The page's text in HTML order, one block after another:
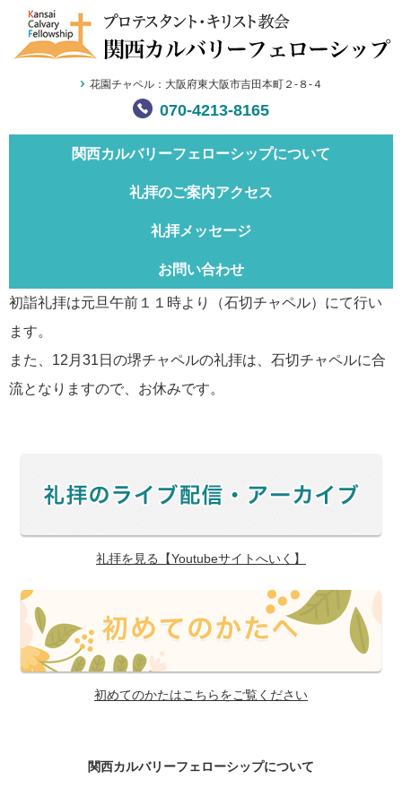
花園チャペル：大阪府東大阪市吉田本町２-８-４
070-4213-8165
関西カルバリーフェローシップについて
礼拝のご案内アクセス
礼拝メッセージ
お問い合わせ
初詣礼拝は元旦午前１１時より（石切チャペル）にて行い
ます。
また、12月31日の堺チャペルの礼拝は、石切チャペルに合
流となりますので、お休みです。
礼拝を見る【Youtubeサイトへいく】
初めてのかたはこちらをご覧ください
関西カルバリーフェローシップについて